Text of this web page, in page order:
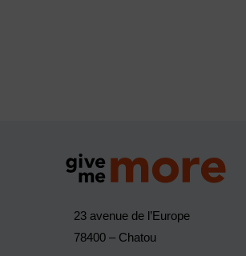
23 avenue de l’Europe
78400 – Chatou